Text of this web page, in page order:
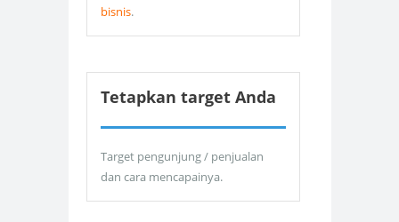
bisnis.
Tetapkan target Anda
Target pengunjung / penjualan
dan cara mencapainya.